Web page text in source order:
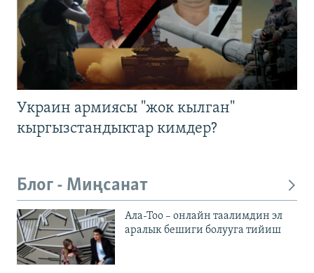
Украин армиясы "жок кылган"
кыргызстандыктар кимдер?
Блог - Миңсанат
Ала-Тоо – онлайн таалимдин эл
аралык бешиги болууга тийиш